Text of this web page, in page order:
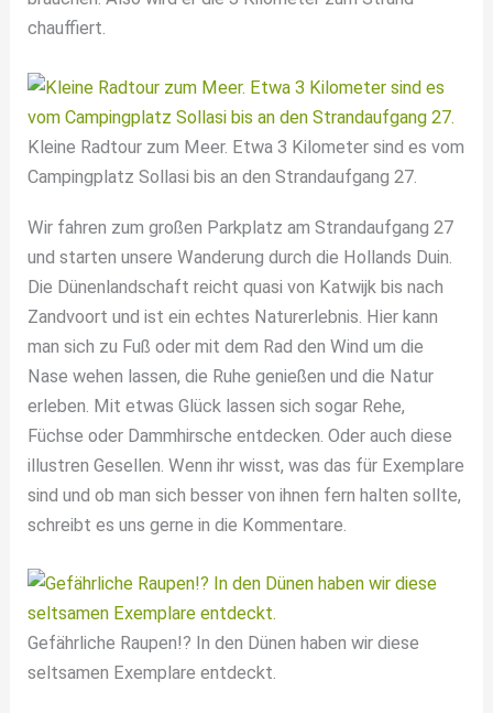
chauffiert.
Kleine Radtour zum Meer. Etwa 3 Kilometer sind es vom
Campingplatz Sollasi bis an den Strandaufgang 27.
Wir fahren zum großen Parkplatz am Strandaufgang 27
und starten unsere Wanderung durch die Hollands Duin.
Die Dünenlandschaft reicht quasi von Katwijk bis nach
Zandvoort und ist ein echtes Naturerlebnis. Hier kann
man sich zu Fuß oder mit dem Rad den Wind um die
Nase wehen lassen, die Ruhe genießen und die Natur
erleben. Mit etwas Glück lassen sich sogar Rehe,
Füchse oder Dammhirsche entdecken. Oder auch diese
illustren Gesellen. Wenn ihr wisst, was das für Exemplare
sind und ob man sich besser von ihnen fern halten sollte,
schreibt es uns gerne in die Kommentare.
Gefährliche Raupen!? In den Dünen haben wir diese
seltsamen Exemplare entdeckt.